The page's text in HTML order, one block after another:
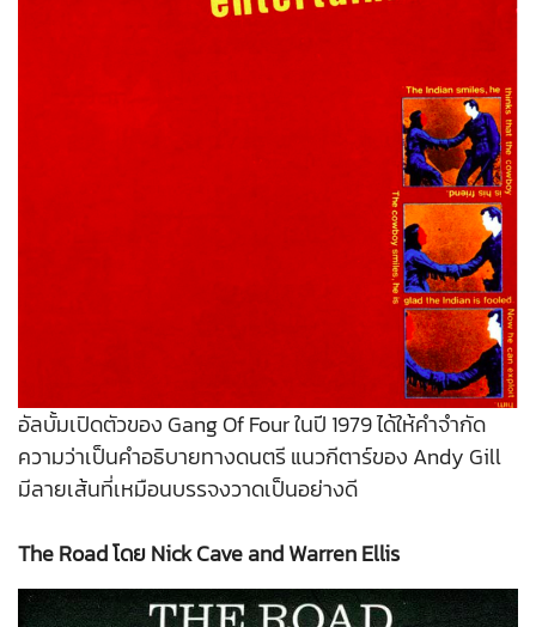
อัลบั้มเปิดตัวของ Gang Of Four ในปี 1979 ได้ให้คำจำกัด
ความว่าเป็นคำอธิบายทางดนตรี แนวกีตาร์ของ Andy Gill
มีลายเส้นที่เหมือนบรรจงวาดเป็นอย่างดี
The Road โดย Nick Cave and Warren Ellis